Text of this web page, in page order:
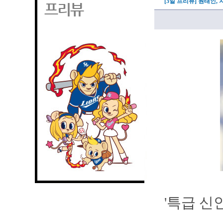
프리뷰
'특급 신